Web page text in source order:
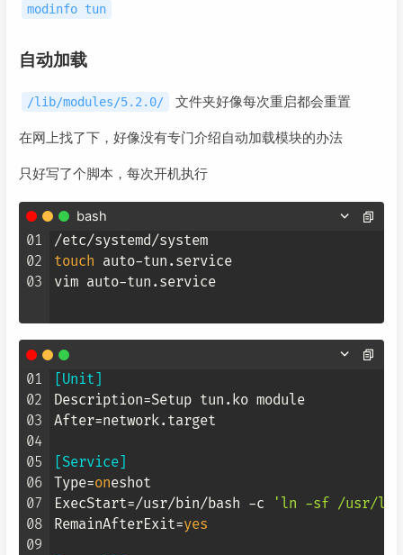
modinfo tun
自动加载
/lib/modules/5.2.0/ 文件夹好像每次重启都会重置
在网上找了下，好像没有专门介绍自动加载模块的办法
只好写了个脚本，每次开机执行
bash
01
02
03
touch auto-tun.service
vim auto-tun.service
01
02
03
04
05
06
07
08
09
[Unit]
Description
After=network.target
[Service]
Type=on
ExecStart=/usr/bin/bash -c
'ln -sf /usr/lib/
RemainAfterExit=yes